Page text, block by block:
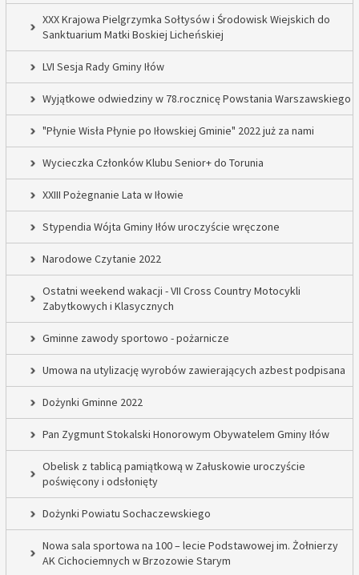
XXX Krajowa Pielgrzymka Sołtysów i Środowisk Wiejskich do
Sanktuarium Matki Boskiej Licheńskiej
LVI Sesja Rady Gminy Iłów
Wyjątkowe odwiedziny w 78.rocznicę Powstania Warszawskiego
"Płynie Wisła Płynie po Iłowskiej Gminie" 2022 już za nami
Wycieczka Członków Klubu Senior+ do Torunia
XXIII Pożegnanie Lata w Iłowie
Stypendia Wójta Gminy Iłów uroczyście wręczone
Narodowe Czytanie 2022
Ostatni weekend wakacji - VII Cross Country Motocykli
Zabytkowych i Klasycznych
Gminne zawody sportowo - pożarnicze
Umowa na utylizację wyrobów zawierających azbest podpisana
Dożynki Gminne 2022
Pan Zygmunt Stokalski Honorowym Obywatelem Gminy Iłów
Obelisk z tablicą pamiątkową w Załuskowie uroczyście
poświęcony i odsłonięty
Dożynki Powiatu Sochaczewskiego
Nowa sala sportowa na 100 – lecie Podstawowej im. Żołnierzy
AK Cichociemnych w Brzozowie Starym